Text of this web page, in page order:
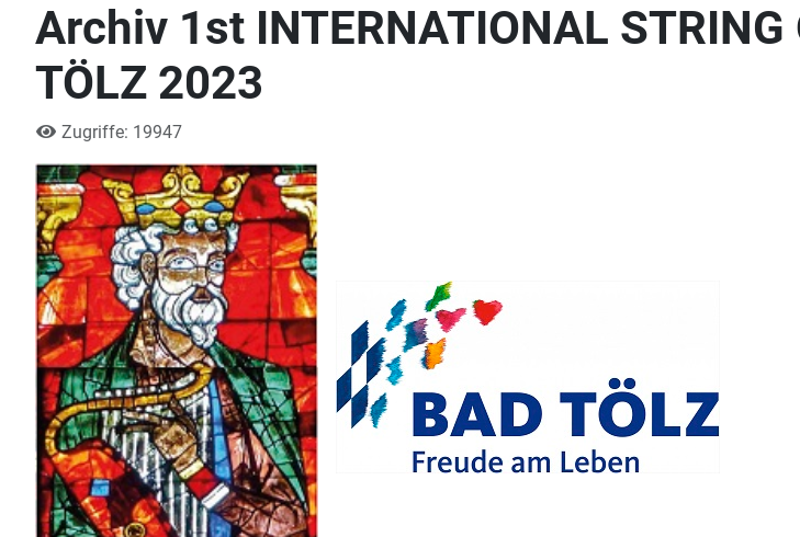
Archiv 1st INTERNATIONAL STRING
TÖLZ 2023
Zugriffe: 19947